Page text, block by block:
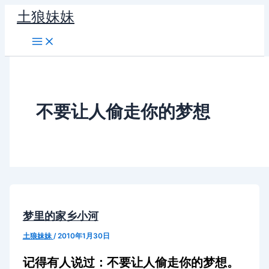
容
土狼妹妹
不要让人偷走你的梦想
梦里的家乡小河
土狼妹妹 /2010年1月30日
记得有人说过：不要让人偷走你的梦想。